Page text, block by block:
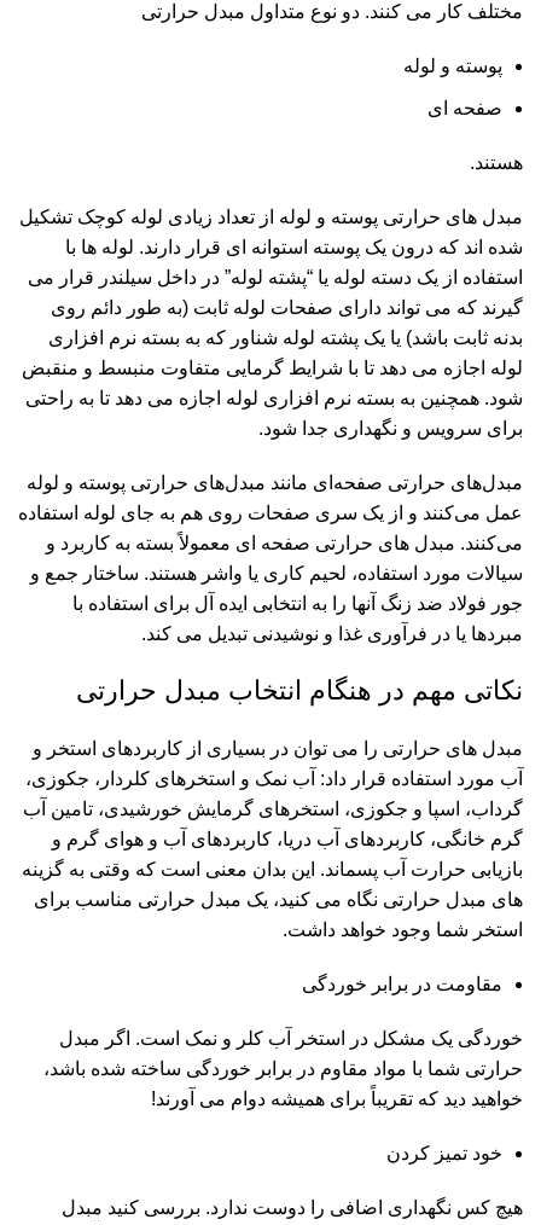
مختلف کار می کنند. دو نوع متداول مبدل حرارتی
پوسته و لوله
صفحه ای
هستند.
مبدل های حرارتی پوسته و لوله از تعداد زیادی لوله کوچک تشکیل
شده اند که درون یک پوسته استوانه ای قرار دارند. لوله ها با
استفاده از یک دسته لوله یا “پشته لوله” در داخل سیلندر قرار می
گیرند که می تواند دارای صفحات لوله ثابت (به طور دائم روی
بدنه ثابت باشد) یا یک پشته لوله شناور که به بسته نرم افزاری
لوله اجازه می دهد تا با شرایط گرمایی متفاوت منبسط و منقبض
شود. همچنین به بسته نرم افزاری لوله اجازه می دهد تا به راحتی
برای سرویس و نگهداری جدا شود.
مبدل‌های حرارتی صفحه‌ای مانند مبدل‌های حرارتی پوسته و لوله
عمل می‌کنند و از یک سری صفحات روی هم به جای لوله استفاده
می‌کنند. مبدل های حرارتی صفحه ای معمولاً بسته به کاربرد و
سیالات مورد استفاده، لحیم کاری یا واشر هستند. ساختار جمع و
جور فولاد ضد زنگ آنها را به انتخابی ایده آل برای استفاده با
مبردها یا در فرآوری غذا و نوشیدنی تبدیل می کند.
نکاتی مهم در هنگام انتخاب مبدل حرارتی
مبدل های حرارتی را می توان در بسیاری از کاربردهای استخر و
آب مورد استفاده قرار داد: آب نمک و استخرهای کلردار، جکوزی،
گرداب، اسپا و جکوزی، استخرهای گرمایش خورشیدی، تامین آب
گرم خانگی، کاربردهای آب دریا، کاربردهای آب و هوای گرم و
بازیابی حرارت آب پسماند. این بدان معنی است که وقتی به گزینه
های مبدل حرارتی نگاه می کنید، یک مبدل حرارتی مناسب برای
استخر شما وجود خواهد داشت.
مقاومت در برابر خوردگی
خوردگی یک مشکل در استخر آب کلر و نمک است. اگر مبدل
حرارتی شما با مواد مقاوم در برابر خوردگی ساخته شده باشد،
خواهید دید که تقریباً برای همیشه دوام می آورند!
خود تمیز کردن
هیچ کس نگهداری اضافی را دوست ندارد. بررسی کنید مبدل